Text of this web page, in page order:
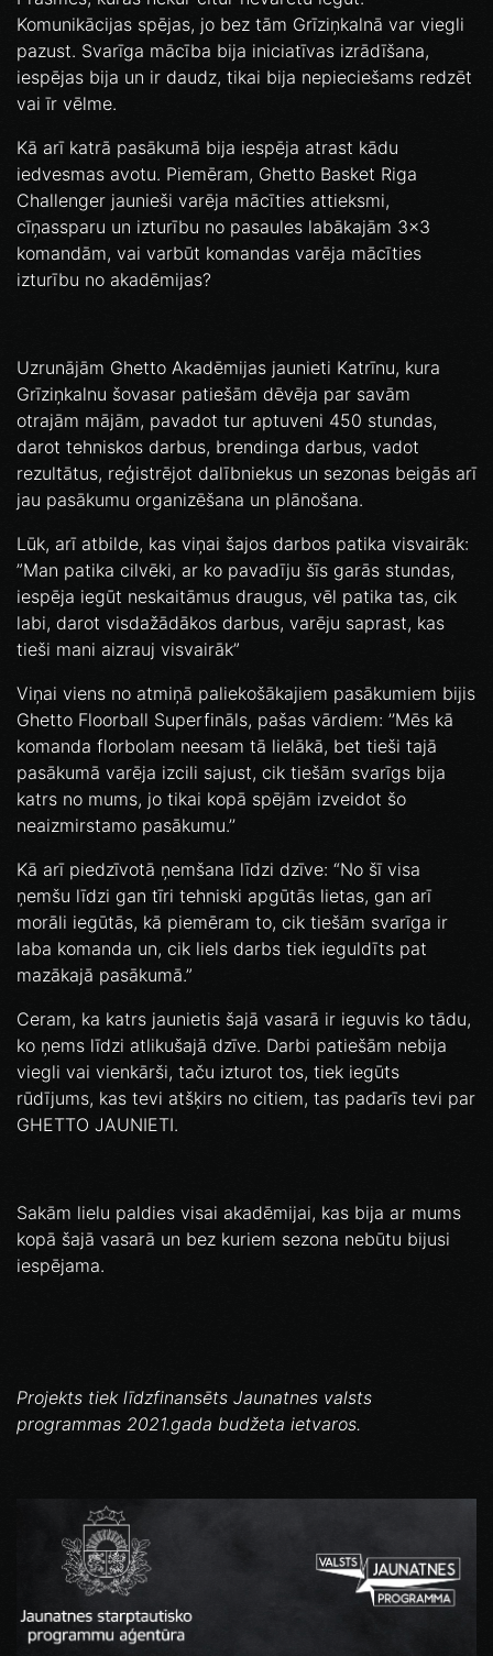
Komunikācijas spējas, jo bez tām Grīziņkalnā var viegli
pazust. Svarīga mācība bija iniciatīvas izrādīšana,
iespējas bija un ir daudz, tikai bija nepieciešams redzēt
vai īr vēlme.
Kā arī katrā pasākumā bija iespēja atrast kādu
iedvesmas avotu. Piemēram, Ghetto Basket Riga
Challenger jaunieši varēja mācīties attieksmi,
cīņassparu un izturību no pasaules labākajām 3x3
komandām, vai varbūt komandas varēja mācīties
izturību no akadēmijas?
Uzrunājām Ghetto Akadēmijas jaunieti Katrīnu, kura
Grīziņkalnu šovasar patiešām dēvēja par savām
otrajām mājām, pavadot tur aptuveni 450 stundas,
darot tehniskos darbus, brendinga darbus, vadot
rezultātus, reģistrējot dalībniekus un sezonas beigās arī
jau pasākumu organizēšana un plānošana.
Lūk, arī atbilde, kas viņai šajos darbos patika visvairāk:
”Man patika cilvēki, ar ko pavadīju šīs garās stundas,
iespēja iegūt neskaitāmus draugus, vēl patika tas, cik
labi, darot visdažādākos darbus, varēju saprast, kas
tieši mani aizrauj visvairāk”
Viņai viens no atmiņā paliekošākajiem pasākumiem bijis
Ghetto Floorball Superfināls, pašas vārdiem: ’’Mēs kā
komanda florbolam neesam tā lielākā, bet tieši tajā
pasākumā varēja izcili sajust, cik tiešām svarīgs bija
katrs no mums, jo tikai kopā spējām izveidot šo
neaizmirstamo pasākumu.’’
Kā arī piedzīvotā ņemšana līdzi dzīve: “No šī visa
ņemšu līdzi gan tīri tehniski apgūtās lietas, gan arī
morāli iegūtās, kā piemēram to, cik tiešām svarīga ir
laba komanda un, cik liels darbs tiek ieguldīts pat
mazākajā pasākumā.”
Ceram, ka katrs jaunietis šajā vasarā ir ieguvis ko tādu,
ko ņems līdzi atlikušajā dzīve. Darbi patiešām nebija
viegli vai vienkārši, taču izturot tos, tiek iegūts
rūdījums, kas tevi atšķirs no citiem, tas padarīs tevi par
GHETTO JAUNIETI.
Sakām lielu paldies visai akadēmijai, kas bija ar mums
kopā šajā vasarā un bez kuriem sezona nebūtu bijusi
iespējama.
Projekts tiek līdzfinansēts Jaunatnes valsts
programmas 2021.gada budžeta ietvaros.